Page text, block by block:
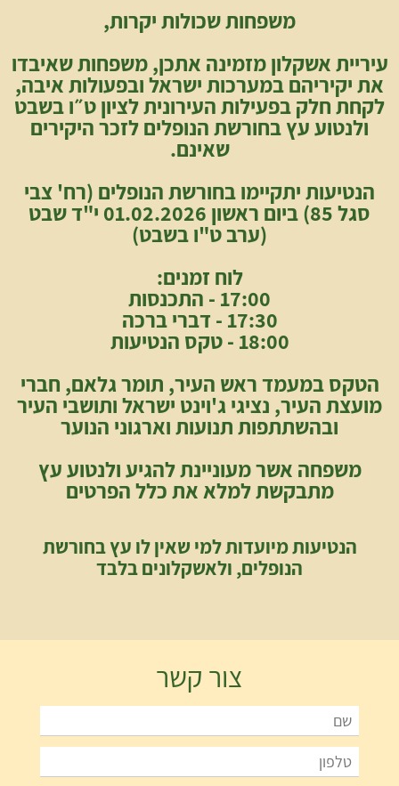
משפחות שכולות יקרות,
עיריית אשקלון מזמינה אתכן, משפחות שאיבדו
את יקיריהם במערכות ישראל ובפעולות איבה,
לקחת חלק בפעילות העירונית לציון ט״ו בשבט
ולנטוע עץ בחורשת הנופלים לזכר היקירים
שאינם.
הנטיעות יתקיימו בחורשת הנופלים (רח' צבי
סגל 85) ביום ראשון 01.02.2026 י"ד שבט
(ערב ט"ו בשבט)
לוח זמנים:
17:00 - התכנסות
17:30 - דברי ברכה
18:00 - טקס הנטיעות
הטקס במעמד ראש העיר, תומר גלאם, חברי
מועצת העיר, נציגי ג'וינט ישראל ותושבי העיר
ובהשתתפות תנועות וארגוני הנוער
משפחה אשר מעוניינת להגיע ולנטוע עץ
מתבקשת למלא את כלל הפרטים
הנטיעות מיועדות למי שאין לו עץ בחורשת
הנופלים, ולאשקלונים בלבד
צור קשר